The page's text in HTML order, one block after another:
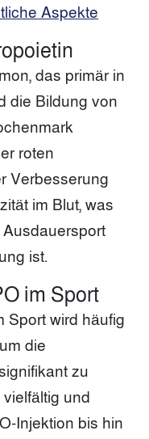
Aspekte
das primär in
die Bildung von
roten
Verbesserung
im Blut, was
ist.
im Sport
Sport wird häufig
die
zu
und
Injektion bis hin